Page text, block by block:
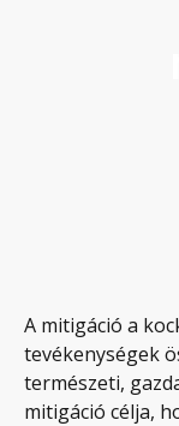
A mitigáció a
tevékenységek
természeti,
mitigáció célja,